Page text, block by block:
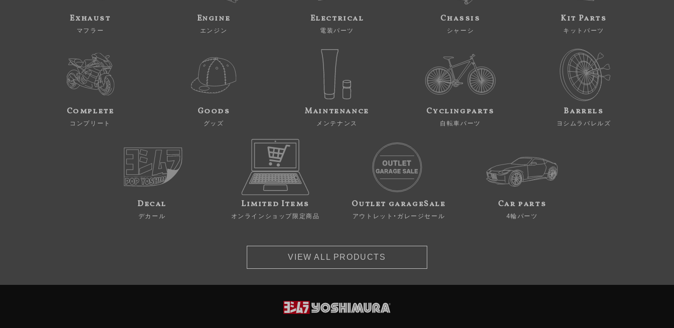
Exhaust
マフラー
Engine
エンジン
Electrical
電装パーツ
Chassis
シャーシ
Kit Parts
キットパーツ
Complete
コンプリート
Goods
グッズ
Maintenance
メンテナンス
Cyclingparts
自転車パーツ
Barrels
ヨシムラバレルズ
Decal
デカール
Limited Items
オンラインショップ限定商品
Outlet garageSale
アウトレット・ガレージセール
Car parts
4輪パーツ
VIEW ALL PRODUCTS